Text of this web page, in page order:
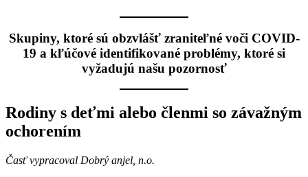
Skupiny, ktoré sú obzvlášť zraniteľné voči COVID-
19 a kľúčové identifikované problémy, ktoré si
vyžadujú našu pozornosť
Rodiny s deťmi alebo členmi so závažným
ochorením
Časť vypracoval Dobrý anjel, n.o.